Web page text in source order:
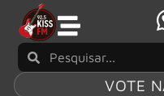
VOTE